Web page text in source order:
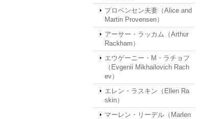
プロベンセン夫妻（Alice and
Martin Provensen）
アーサー・ラッカム（Arthur
Rackham）
エウゲーニー・M・ラチョフ
（Evgenii Mikhailovich Rach
ev）
エレン・ラスキン（Ellen Ra
skin）
マーレン・リーデル（Marlen